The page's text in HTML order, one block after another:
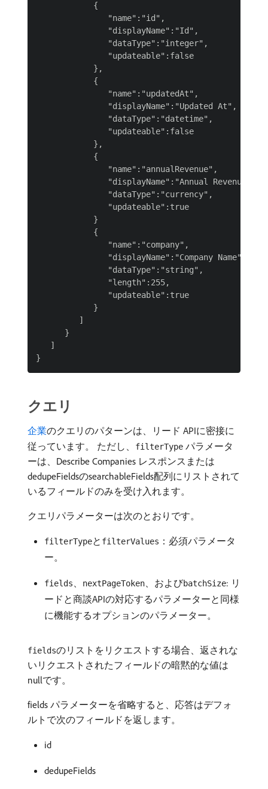
            {
               "name":"id",
               "displayName":"Id",
               "dataType":"integer",
               "updateable":false
            },
            {
               "name":"updatedAt",
               "displayName":"Updated At",
               "dataType":"datetime",
               "updateable":false
            },
            {
               "name":"annualRevenue",
               "displayName":"Annual Revenue",
               "dataType":"currency",
               "updateable":true
            }
            {
               "name":"company",
               "displayName":"Company Name",
               "dataType":"string",
               "length":255,
               "updateable":true
            }
         ]
      }
   ]
クエリ
企業のクエリのパターンは、リード APIに密接に
従っています。 ただし、
filterType パラメータ
ーは、Describe Companies レスポンスまたは
dedupeFieldsのsearchableFields配列にリストされて
いるフィールドのみを受け入れます。
クエリパラメーターは次のとおりです。
filterTypeと filterValues ：必須パラメータ
ー。
fields、 nextPageToken、およびbatchSize: リ
ードと商談APIの対応するパラメーターと同様
に機能するオプションのパラメーター。
fieldsのリストをリクエストする場合、返されな
いリクエストされたフィールドの暗黙的な値は
nullです。
fields パラメーターを省略すると、応答はデフォ
ルトで次のフィールドを返します。
id
dedupeFields